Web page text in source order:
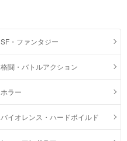
SF・ファンタジー
格闘・バトルアクション
ホラー
バイオレンス・ハードボイルド